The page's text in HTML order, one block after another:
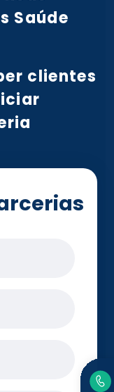
Saúde
clientes